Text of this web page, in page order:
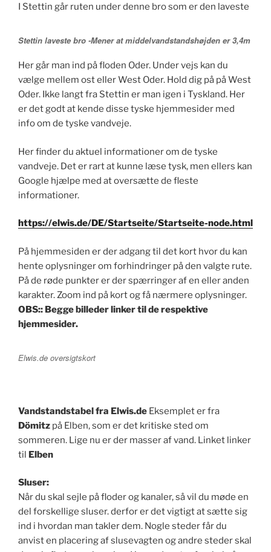
I Stettin går ruten under denne bro som er den laveste
Stettin laveste bro -Mener at middelvandstandshøjden er 3,4m
Her går man ind på floden Oder. Under vejs kan du
vælge mellem ost eller West Oder. Hold dig på på West
Oder. Ikke langt fra Stettin er man igen i Tyskland. Her
er det godt at kende disse tyske hjemmesider med
info om de tyske vandveje.
Her finder du aktuel informationer om de tyske
vandveje. Det er rart at kunne læse tysk, men ellers kan
Google hjælpe med at oversætte de fleste
informationer.
https://elwis.de/DE/Startseite/Startseite-node.html
På hjemmesiden er der adgang til det kort hvor du kan
hente oplysninger om forhindringer på den valgte rute.
På de røde punkter er der spærringer af en eller anden
karakter. Zoom ind på kort og få nærmere oplysninger.
OBS:: Begge billeder linker til de respektive
hjemmesider.
Elwis.de oversigtskort
Vandstandstabel fra Elwis.de Eksemplet er fra
Dömitz på Elben, som er det kritiske sted om
sommeren. Lige nu er der masser af vand. Linket linker
til Elben
Sluser:
Når du skal sejle på floder og kanaler, så vil du møde en
del forskellige sluser. derfor er det vigtigt at sætte sig
ind i hvordan man takler dem. Nogle steder får du
anvist en placering af slusevagten og andre steder skal